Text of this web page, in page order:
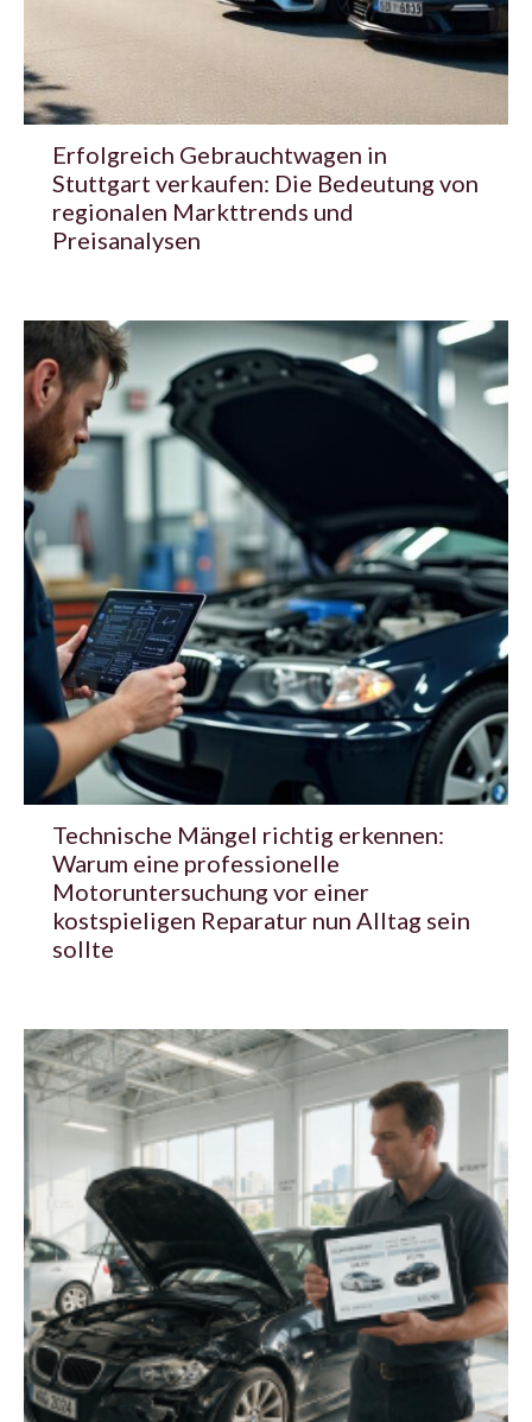
Erfolgreich Gebrauchtwagen in
Stuttgart verkaufen: Die Bedeutung von
regionalen Markttrends und
Preisanalysen
Technische Mängel richtig erkennen:
Warum eine professionelle
Motoruntersuchung vor einer
kostspieligen Reparatur nun Alltag sein
sollte